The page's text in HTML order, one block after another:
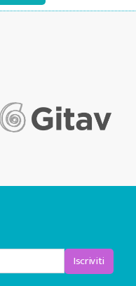
Iscriviti